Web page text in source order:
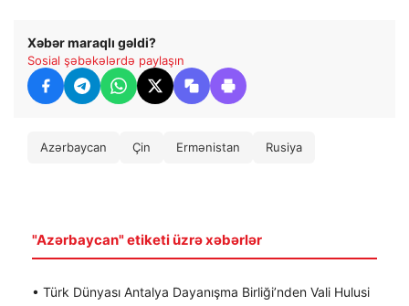
Xəbər maraqlı gəldi?
Sosial şəbəkələrdə paylaşın
Azərbaycan Çin Ermənistan Rusiya
"Azərbaycan" etiketi üzrə xəbərlər
• Türk Dünyası Antalya Dayanışma Birliği’nden Vali Hulusi